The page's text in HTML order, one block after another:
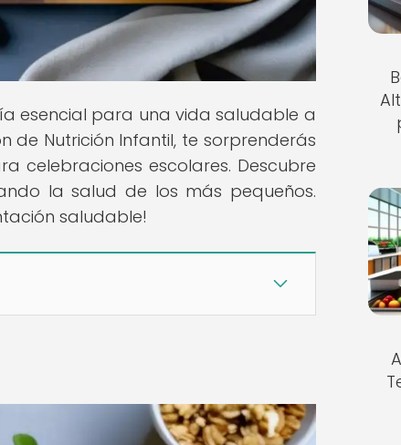
esencial para una vida saludable a
de Nutrición Infantil, te sorprenderás
celebraciones escolares. Descubre
la salud de los más pequeños.
saludable!